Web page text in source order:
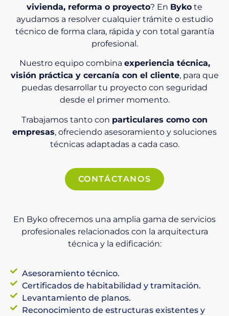
vivienda, reforma o proyecto? En Byko te
ayudamos a resolver cualquier trámite o estudio
técnico de forma clara, rápida y con total garantía
profesional.
Nuestro equipo combina experiencia técnica,
visión práctica y cercanía con el cliente, para que
puedas desarrollar tu proyecto con seguridad
desde el primer momento.
Trabajamos tanto con particulares como con
empresas, ofreciendo asesoramiento y soluciones
técnicas adaptadas a cada caso.
CONTÁCTANOS
En Byko ofrecemos una amplia gama de servicios
profesionales relacionados con la arquitectura
técnica y la edificación:
Asesoramiento técnico.
Certificados de habitabilidad y tramitación.
Levantamiento de planos.
Reconocimiento de estructuras existentes y